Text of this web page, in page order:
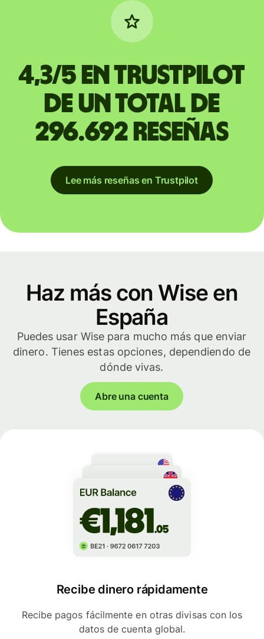
4,3/5 en Trustpilot
de un total de
296.692 reseñas
Lee más reseñas en Trustpilot
Haz más con Wise en
España
Puedes usar Wise para mucho más que enviar
dinero. Tienes estas opciones, dependiendo de
dónde vivas.
Abre una cuenta
Recibe dinero rápidamente
Recibe pagos fácilmente en otras divisas con los
datos de cuenta global.